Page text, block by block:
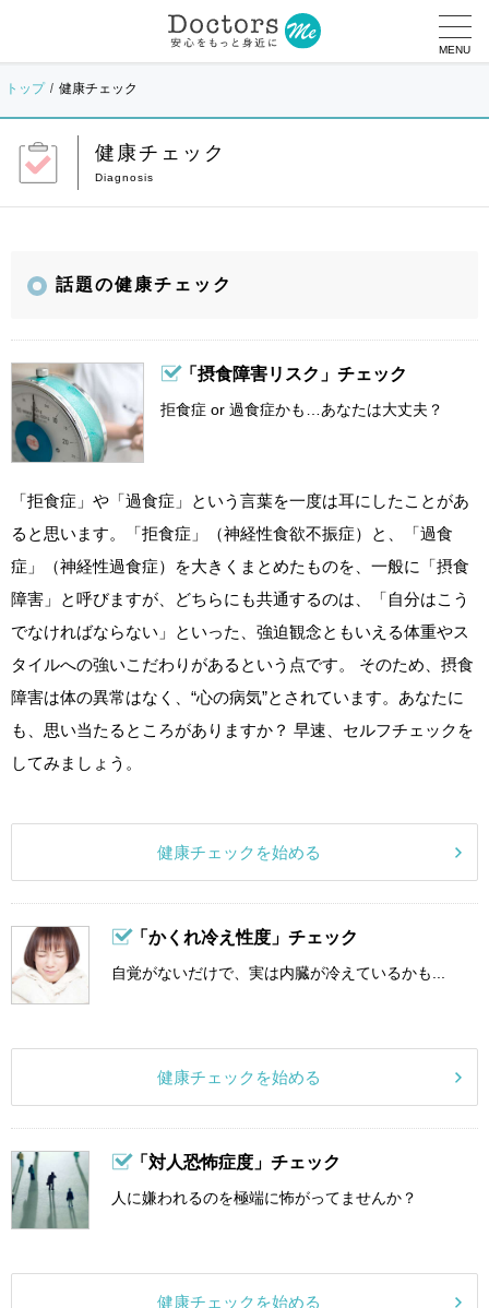
MENU
トップ 健康チェック
健康チェック
話題の健康チェック
「摂食障害リスク」チェック
拒食症 or 過食症かも…あなたは大丈夫？
「拒食症」や「過食症」という言葉を一度は耳にしたことがあ
ると思います。「拒食症」（神経性食欲不振症）と、「過食
症」（神経性過食症）を大きくまとめたものを、一般に「摂食
障害」と呼びますが、どちらにも共通するのは、「自分はこう
でなければならない」といった、強迫観念ともいえる体重やス
タイルへの強いこだわりがあるという点です。 そのため、摂食
障害は体の異常はなく、“心の病気”とされています。あなたに
も、思い当たるところがありますか？ 早速、セルフチェックを
してみましょう。
健康チェックを始める
「かくれ冷え性度」チェック
自覚がないだけで、実は内臓が冷えているかも...
健康チェックを始める
「対人恐怖症度」チェック
人に嫌われるのを極端に怖がってませんか？
健康チェックを始める